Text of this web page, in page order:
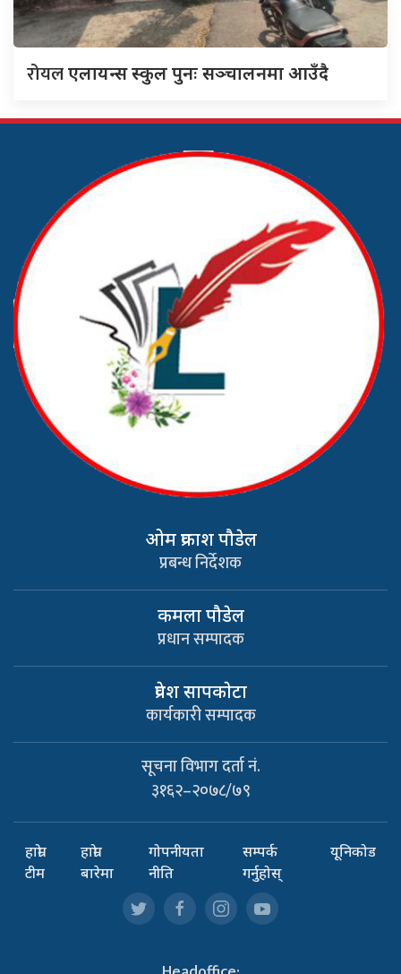
रोयलएलायन्स स्कुल पुनः सञ्चालनमा आउँदै
ओम प्रकाश पौडेल
प्रबन्ध निर्देशक
कमला पौडेल
प्रधान सम्पादक
प्रवेश सापकाेटा
कार्यकारी सम्पादक
सूचना विभाग दर्ता नं.
३१६२–२०७८/७९
हाम्रो
टीम
हाम्रो
बारेमा
गोपनीयता
नीति
सम्पर्क
गर्नुहोस्
यूनिकोड